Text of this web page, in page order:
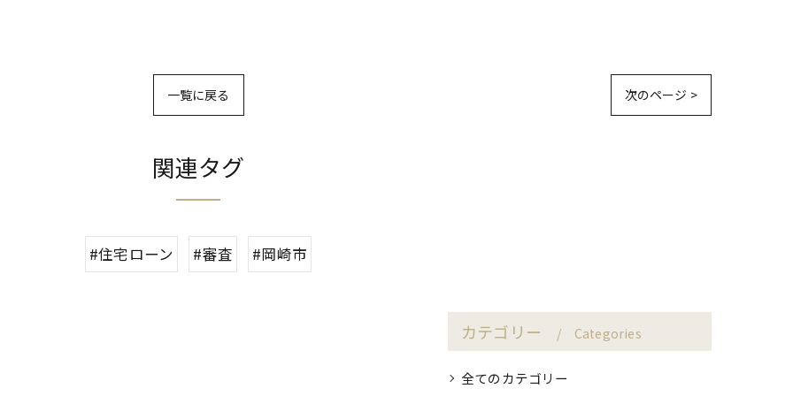
一覧に戻る 次のページ >
関連タグ
#住宅ローン #審査 #岡崎市
カテゴリー Categories
全てのカテゴリー